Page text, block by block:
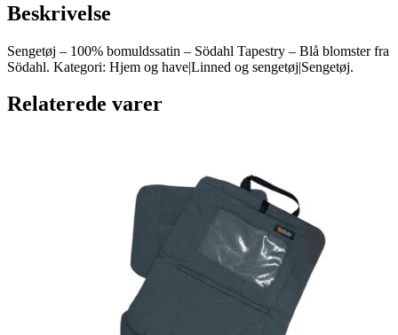
Beskrivelse
Sengetøj – 100% bomuldssatin – Södahl Tapestry – Blå blomster fra
Södahl. Kategori: Hjem og have|Linned og sengetøj|Sengetøj.
Relaterede varer